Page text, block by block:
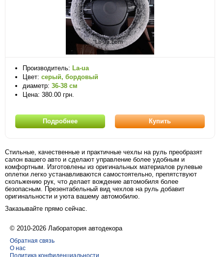
Производитель: La-ua
Цвет: серый, бордовый
диаметр: 36-38 см
Цена: 380.00 грн.
Подробнее Купить
Стильные, качественные и практичные чехлы на руль преобразят
салон вашего авто и сделают управление более удобным и
комфортным. Изготовлены из оригинальных материалов рулевые
оплетки легко устанавливаются самостоятельно, препятствуют
скольжению рук, что делает вождение автомобиля более
безопасным. Презентабельный вид чехлов на руль добавит
оригинальности и уюта вашему автомобилю.
Заказывайте прямо сейчас.
© 2010-2026 Лаборатория автодекора
Обратная связь
О нас
Политика конфиденциальности